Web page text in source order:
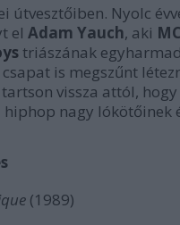
útvesztőiben. Nyolc
el Adam Yauch, aki
triászának
is megszűnt
vissza attól,
hiphop nagy lókötőinek
(1989)